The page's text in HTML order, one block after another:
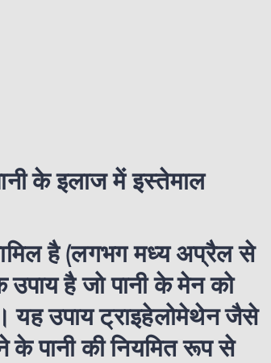
के इलाज में इस्तेमाल
है (लगभग मध्य अप्रैल से
है जो पानी के मेन को
यह उपाय ट्राइहेलोमेथेन जैसे
के पानी की नियमित रूप से